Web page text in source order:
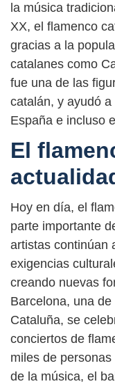
la música
XX, el flamenco
gracias a la
catalanes como
fue una de las
catalán, y ayudó
España e incluso
El
Hoy en día, el
parte importante
artistas continúan
exigencias
creando nuevas
Barcelona, una
Cataluña, se
conciertos de
miles de
de la música, el